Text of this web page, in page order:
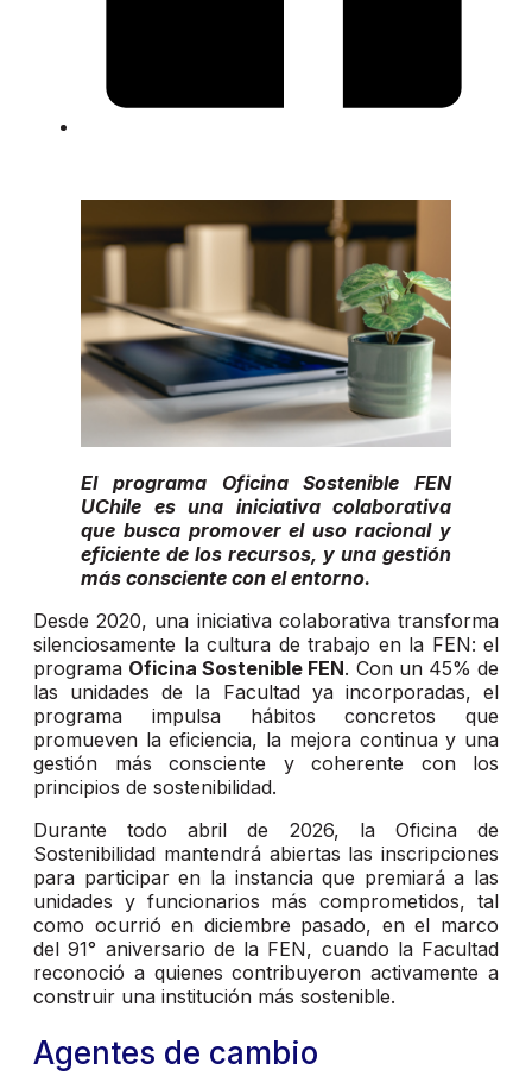
El programa Oficina Sostenible FEN
UChile es una iniciativa colaborativa
que busca promover el uso racional y
eficiente de los recursos, y una gestión
más consciente con el entorno.
Desde 2020, una iniciativa colaborativa transforma
silenciosamente la cultura de trabajo en la FEN: el
programa Oficina Sostenible FEN. Con un 45% de
las unidades de la Facultad ya incorporadas, el
programa impulsa hábitos concretos que
promueven la eficiencia, la mejora continua y una
gestión más consciente y coherente con los
principios de sostenibilidad.
Durante todo abril de 2026, la Oficina de
Sostenibilidad mantendrá abiertas las inscripciones
para participar en la instancia que premiará a las
unidades y funcionarios más comprometidos, tal
como ocurrió en diciembre pasado, en el marco
del 91° aniversario de la FEN, cuando la Facultad
reconoció a quienes contribuyeron activamente a
construir una institución más sostenible.
Agentes de cambio